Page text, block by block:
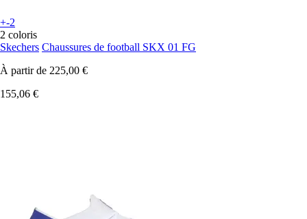
+-2
2 coloris
Skechers Chaussures de football SKX 01 FG
À partir de 225,00 €
155,06 €